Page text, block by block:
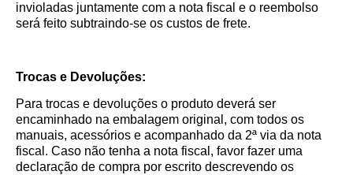
invioladas juntamente com a nota fiscal e o reembolso
será feito subtraindo-se os custos de frete.
Trocas e Devoluções:
Para trocas e devoluções o produto deverá ser
encaminhado na embalagem original, com todos os
manuais, acessórios e acompanhado da 2ª via da nota
fiscal. Caso não tenha a nota fiscal, favor fazer uma
declaração de compra por escrito descrevendo os